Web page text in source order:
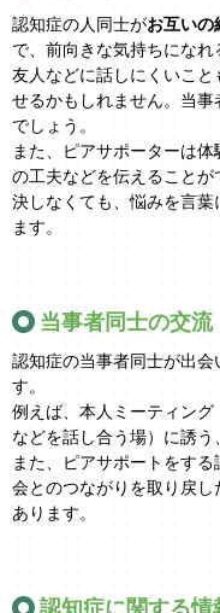
認知症の人同士がお互いの
で、前向きな気持ちになれ
友人などに話しにくいこ
せるかもしれません。当
でしょう。
また、ピアサポーターは
の工夫などを伝えること
決しなくても、悩みを言
ます。
当事者同士の交流
認知症の当事者同士が出会
す。
例えば、本人ミーティン
などを話し合う場）に誘う
また、ピアサポートをす
会とのつながりを取り戻
あります。